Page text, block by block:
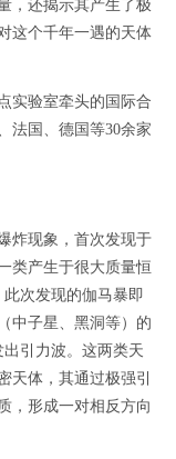
，还揭示其产生了极
这个千年一遇的天体
验室牵头的国际合
法国、德国等30余家
现象，首次发现于
类产生于很大质量恒
次发现的伽马暴即
中子星、黑洞等）的
引力波。这两类天
天体，其通过极强引
，形成一对相反方向